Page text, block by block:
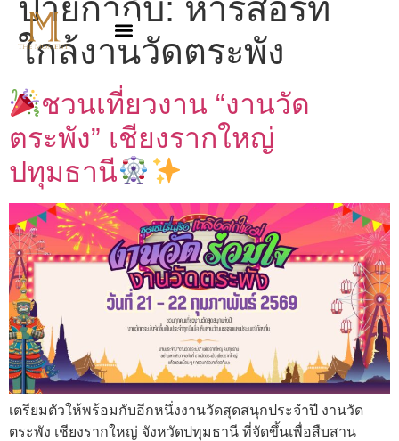
ป้ายกำกับ: หารีสอร์ท
ใกล้งานวัดตระพัง
ชวนเที่ยวงาน “งานวัด
ตระพัง” เชียงรากใหญ่
ปทุมธานี
เตรียมตัวให้พร้อมกับอีกหนึ่งงานวัดสุดสนุกประจำปี งานวัด
ตระพัง เชียงรากใหญ่ จังหวัดปทุมธานี ที่จัดขึ้นเพื่อสืบสาน